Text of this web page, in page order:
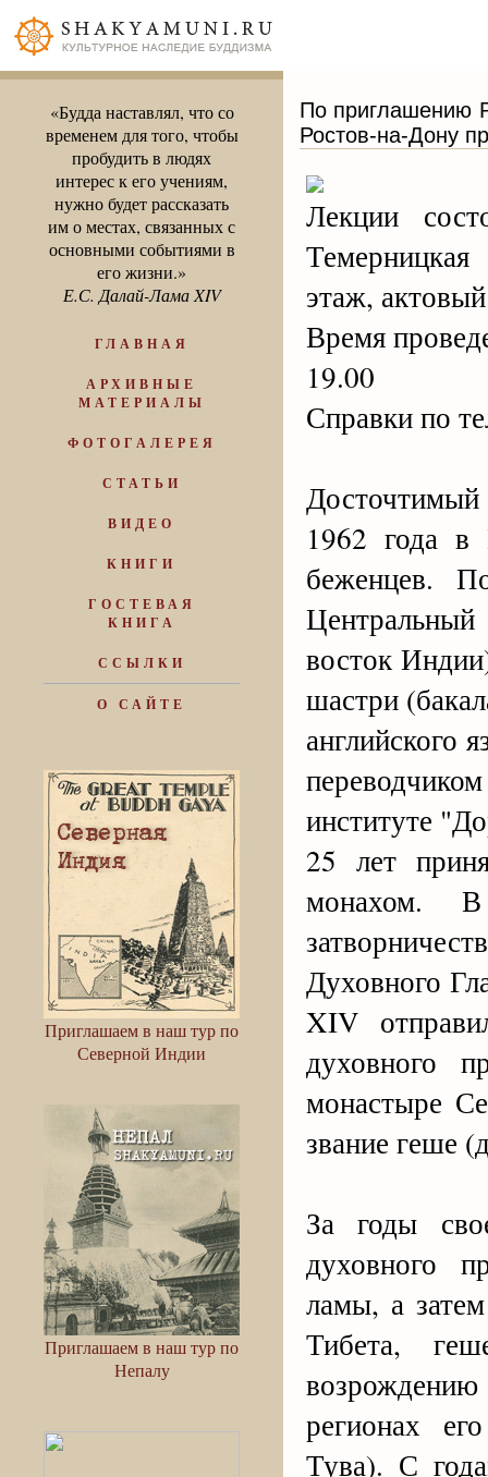
«Будда наставлял, что со
временем для того, чтобы
пробудить в людях
интерес к его учениям,
нужно будет рассказать
им о местах, связанных с
основными событиями в
его жизни.»
Е.С. Далай-Лама XIV
ГЛАВНАЯ
АРХИВНЫЕ
МАТЕРИАЛЫ
ФОТОГАЛЕРЕЯ
СТАТЬИ
ВИДЕО
КНИГИ
ГОСТЕВАЯ
КНИГА
ССЫЛКИ
О САЙТЕ
Приглашаем в наш тур по
Северной Индии
Приглашаем в наш тур по
Непалу
По приглашению
Ростов-на-Дону
Лекции
этаж,
Время
19.00
Справки по
1962 года
беженцев.
восток
шастри
английского
институте
25 лет
монахом.
Духовного
XIV
духовного
монастыре
звание геше
За годы
духовного
ламы, а
Тибета,
регионах
Тува). С